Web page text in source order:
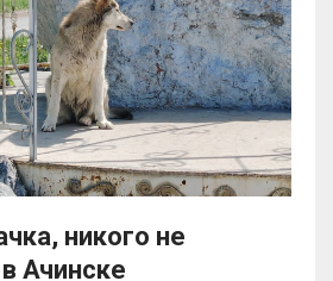
никого не
Ачинске